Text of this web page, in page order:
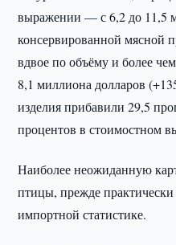
выражении — с 6,2 до 11,5
консервированной мясной
вдвое по объёму и более
8,1 миллиона долларов
изделия прибавили 29,5
процентов в стоимостном
Наиболее неожиданную
птицы, прежде практически
импортной статистике.